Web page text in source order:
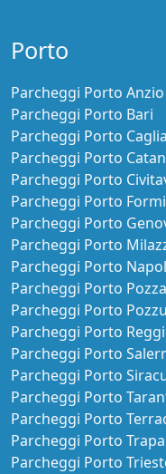
Porto
Parcheggi Porto Anzio
Parcheggi Porto Bari
Parcheggi Porto
Parcheggi Porto
Parcheggi Porto
Parcheggi Porto
Parcheggi Porto
Parcheggi Porto
Parcheggi Porto
Parcheggi Porto
Parcheggi Porto
Parcheggi Porto
Parcheggi Porto
Parcheggi Porto
Parcheggi Porto
Parcheggi Porto
Parcheggi Porto
Parcheggi Porto